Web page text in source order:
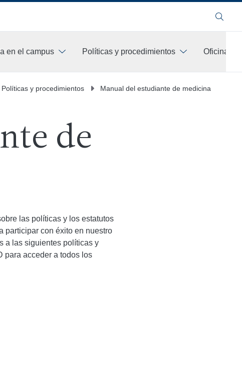
Buscar
en el campus Políticas y procedimientos
Oficinas
Políticas y procedimientos Manual del estudiante de medicina
de
las políticas y los estatutos
participar con éxito en nuestro
a las siguientes políticas y
para acceder a todos los